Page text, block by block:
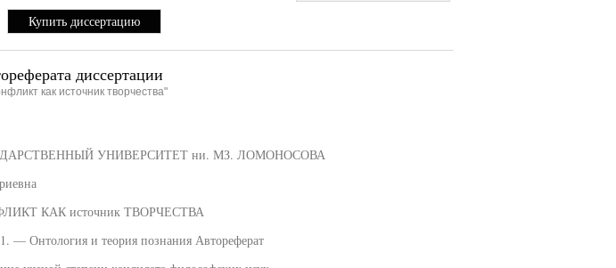
Купить диссертацию
диссертации
как источник творчества"
УНИВЕРСИТЕТ ни. МЗ. ЛОМОНОСОВА
КАК источник ТВОРЧЕСТВА
— Онтология и теория познания Автореферат